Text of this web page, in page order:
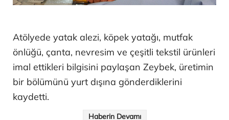
Atölyede yatak alezi, köpek yatağı, mutfak
önlüğü, çanta, nevresim ve çeşitli tekstil ürünleri
imal ettikleri bilgisini paylaşan Zeybek, üretimin
bir bölümünü yurt dışına gönderdiklerini
kaydetti.
Haberin Devamı